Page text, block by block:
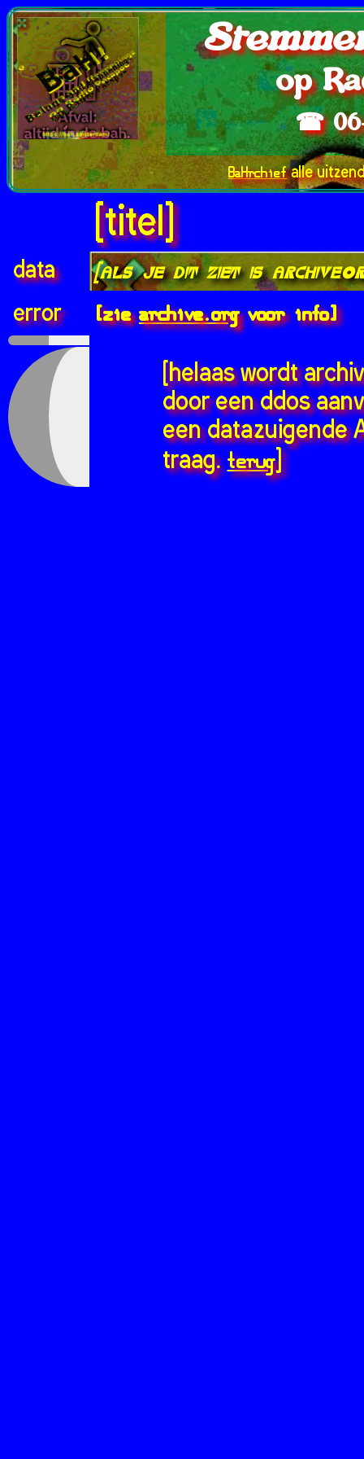
op
☎
BaHrchiefalle
data
error
[titel]
[als je dit ziet is
[ziearchive.orgvoor info]
[helaas wordt
door een ddos
een datazuigende
traag.terug]